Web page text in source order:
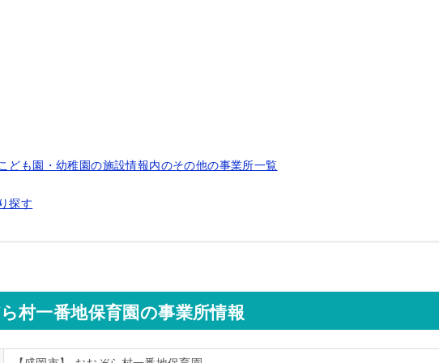
ども園・幼稚園の施設情報内のその他の事業所一覧
探す
村一番地保育園の事業所情報